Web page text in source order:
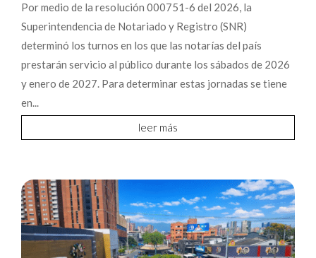
Por medio de la resolución 000751-6 del 2026, la
Superintendencia de Notariado y Registro (SNR)
determinó los turnos en los que las notarías del país
prestarán servicio al público durante los sábados de 2026
y enero de 2027. Para determinar estas jornadas se tiene
en...
leer más